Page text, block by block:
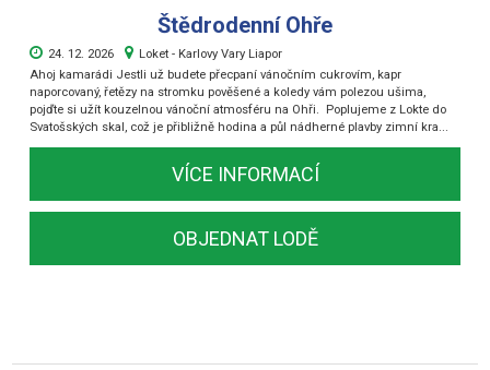
Štědrodenní Ohře
24. 12. 2026
Loket - Karlovy Vary Liapor
Ahoj kamarádi Jestli už budete přecpaní vánočním cukrovím, kapr
naporcovaný, řetězy na stromku pověšené a koledy vám polezou ušima,
pojďte si užít kouzelnou vánoční atmosféru na Ohři. Poplujeme z Lokte do
Svatošských skal, což je přibližně hodina a půl nádherné plavby zimní kra...
VÍCE INFORMACÍ
OBJEDNAT LODĚ